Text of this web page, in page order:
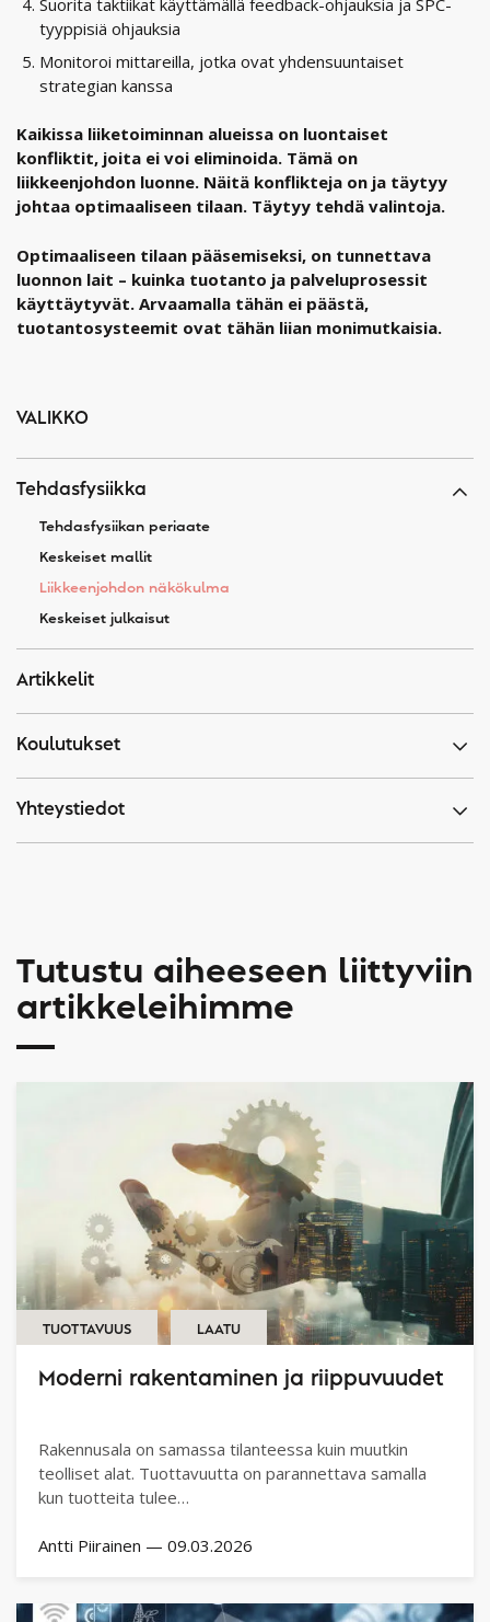
VALIKKO
Tehdasfysiikka
Tehdasfysiikan periaate
Keskeiset mallit
Liikkeenjohdon näkökulma
Keskeiset julkaisut
Artikkelit
Koulutukset
Yhteystiedot
Suorita taktiikat käyttämällä feedback-ohjauksia ja SPC-
tyyppisiä ohjauksia
Monitoroi mittareilla, jotka ovat yhdensuuntaiset
strategian kanssa
Kaikissa liiketoiminnan alueissa on luontaiset
konfliktit, joita ei voi eliminoida. Tämä on
liikkeenjohdon luonne. Näitä konflikteja on ja täytyy
johtaa optimaaliseen tilaan. Täytyy tehdä valintoja.
Optimaaliseen tilaan pääsemiseksi, on tunnettava
luonnon lait – kuinka tuotanto ja palveluprosessit
käyttäytyvät. Arvaamalla tähän ei päästä,
tuotantosysteemit ovat tähän liian monimutkaisia.
Tutustu aiheeseen liittyviin
artikkeleihimme
TUOTTAVUUS LAATU
Moderni rakentaminen ja riippuvuudet
Rakennusala on samassa tilanteessa kuin muutkin
teolliset alat. Tuottavuutta on parannettava samalla
kun tuotteita tulee…
Antti Piirainen — 09.03.2026